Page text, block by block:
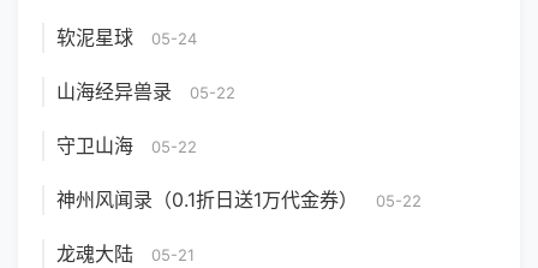
软泥星球 05-24
山海经异兽录 05-22
守卫山海 05-22
神州风闻录（0.1折日送1万代金券） 05-22
龙魂大陆 05-21